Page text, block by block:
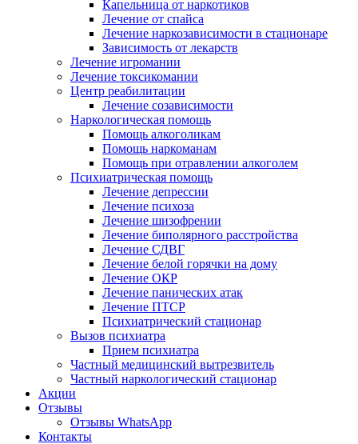
Капельница от наркотиков
Лечение от спайса
Лечение наркозависимости в стационаре
Зависимость от лекарств
Лечение игромании
Лечение токсикомании
Центр реабилитации
Лечение созависимости
Наркологическая помощь
Помощь алкоголикам
Помощь наркоманам
Помощь при отравлении алкоголем
Психиатрическая помощь
Лечение депрессии
Лечение психоза
Лечение шизофрении
Лечение биполярного расстройства
Лечение СДВГ
Лечение белой горячки на дому
Лечение ОКР
Лечение панических атак
Лечение ПТСР
Психиатрический стационар
Вызов психиатра
Прием психиатра
Частный медицинский вытрезвитель
Частный наркологический стационар
Акции
Отзывы
Отзывы WhatsApp
Контакты